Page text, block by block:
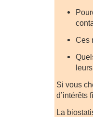
Ces
Si vous
d’intérêts
La